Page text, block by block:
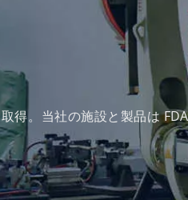
得。当社の施設と製品は FDA